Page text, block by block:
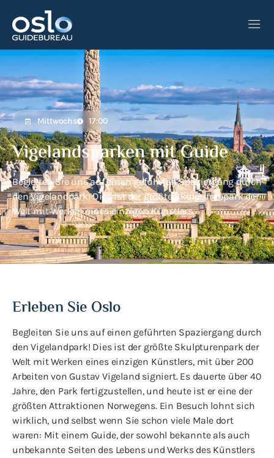
KONTAKT
DE ES EN NO
Mittwochs 17:00
Vigelandsparken mit Guide
Begleiten Sie uns auf einen geführten Spaziergang durch
den Vigelandpark! Dies ist der größte Skulpturenpark der
Welt mit Werken eines einzigen Künstlers.
Erleben Sie Oslo
Begleiten Sie uns auf einen geführten Spaziergang durch
den Vigelandpark! Dies ist der größte Skulpturenpark der
Welt mit Werken eines einzigen Künstlers, mit über 200
Arbeiten von Gustav Vigeland signiert. Es dauerte über 40
Jahre, den Park fertigzustellen, und heute ist er eine der
größten Attraktionen Norwegens. Ein Besuch lohnt sich
wirklich, und selbst wenn Sie schon viele Male dort
waren: Mit einem Guide, der sowohl bekannte als auch
unbekannte Seiten des Lebens und Werks des Künstlers